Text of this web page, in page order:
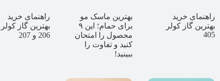
راهنمای خرید
بهترین گاز کولر
405
بهترین ماسک مو
برای حمام؛ این ۹
محصول را امتحان
کنید و تفاوت را
ببینید!
راهنمای خرید
بهترین گاز کولر
206 و 207